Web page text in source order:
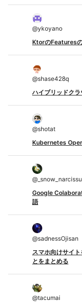
@ykoyano
KtorのFeatures
@shase428q
ハイブリッドク
@shotat
Kubernetes
@
Google
語
@sadnessOjisan
スマホ向けサイ
とをまとめる
@tacumai